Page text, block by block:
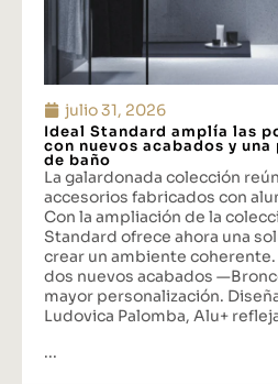
julio 31, 2026
Ideal Standard amplía las
con nuevos acabados y
de baño
La galardonada colección
accesorios fabricados con
Con la ampliación de la
Standard ofrece ahora una
crear un ambiente
dos nuevos acabados
mayor personalización.
Ludovica Palomba, Alu+
...